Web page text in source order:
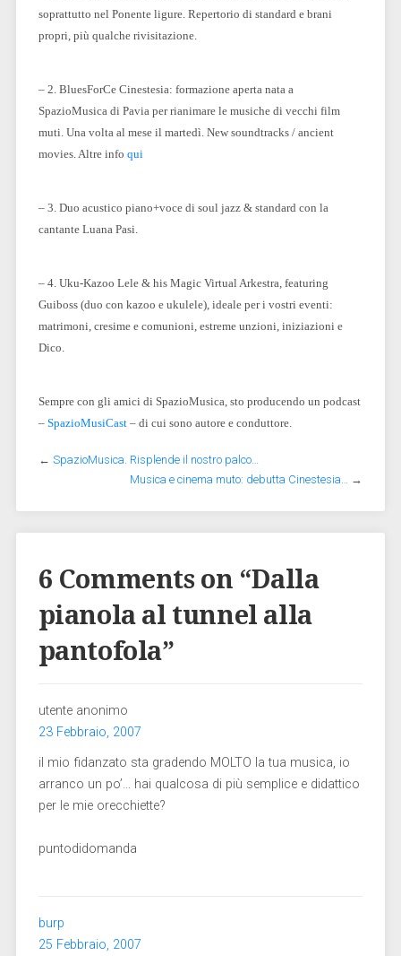
soprattutto nel Ponente ligure. Repertorio di standard e brani
propri, più qualche rivisitazione.
– 2. BluesForCe Cinestesia: formazione aperta nata a
SpazioMusica di Pavia per rianimare le musiche di vecchi film
muti. Una volta al mese il martedì. New soundtracks / ancient
movies. Altre info qui
– 3. Duo acustico piano+voce di soul jazz & standard con la
cantante Luana Pasi.
– 4. Uku-Kazoo Lele & his Magic Virtual Arkestra, featuring
Guiboss (duo con kazoo e ukulele), ideale per i vostri eventi:
matrimoni, cresime e comunioni, estreme unzioni, iniziazioni e
Dico.
Sempre con gli amici di SpazioMusica, sto producendo un podcast
– SpazioMusiCast– di cui sono autore e conduttore.
← SpazioMusica. Risplende il nostro palco…
Musica e cinema muto: debutta Cinestesia… →
6 Comments on “Dalla
pianola al tunnel alla
pantofola”
utente anonimo
23 Febbraio, 2007
il mio fidanzato sta gradendo MOLTO la tua musica, io
arranco un po’… hai qualcosa di più semplice e didattico
per le mie orecchiette?
puntodidomanda
burp
25 Febbraio, 2007